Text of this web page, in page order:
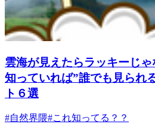
雲海が見えたらラッキーじゃ
知っていれば”誰でも見られ
ト６選
#自然界隈#これ知ってる？？